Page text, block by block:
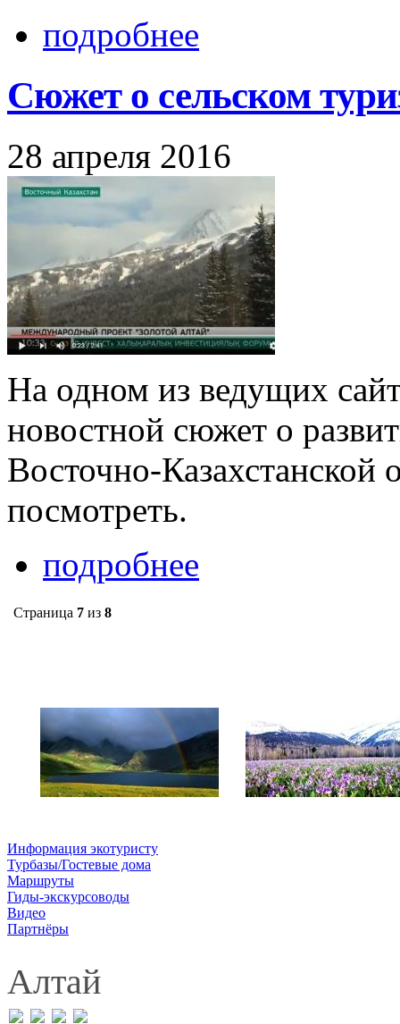
подробнее
Сюжет о сельском
28 апреля 2016
На одном из ведущих
новостной сюжет о
Восточно-Казахстанской
посмотреть.
подробнее
Страница 7 из 8
Информация экотуристу
Турбазы/Гостевые дома
Маршруты
Гиды-экскурсоводы
Видео
Партнёры
Алтай